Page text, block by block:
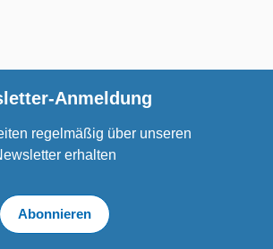
Anmeldung
regelmäßig über unseren
erhalten
Abonnieren